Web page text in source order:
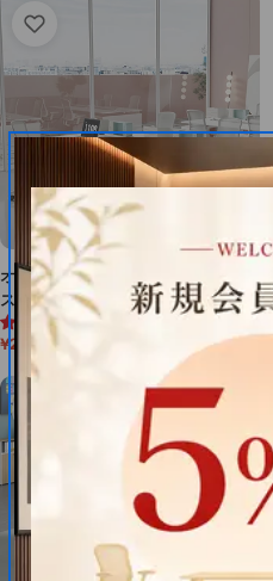
M052
ル
価
オフィスデスク フリーアドレスデ
スク 多人数対応 外付け電源ボタ
ン メラミン化粧板 サイドキャビ
ネット ダイヤル錠 冷却ファン
デスクトップパネル ホワイト カ
スタマイズ可能 BGZ-M041
セ
ル
価
格
¥216,700
通
価
格
15%OFF